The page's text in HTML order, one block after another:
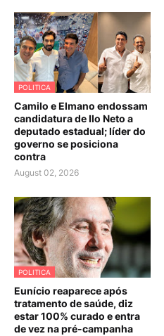
POLITICA
Camilo e Elmano endossam
candidatura de Ilo Neto a
deputado estadual; líder do
governo se posiciona
contra
August 02, 2026
POLITICA
Eunício reaparece após
tratamento de saúde, diz
estar 100% curado e entra
de vez na pré-campanha